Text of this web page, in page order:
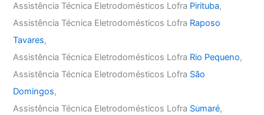
Assistência Técnica Eletrodomésticos Lofra Pirituba,
Assistência Técnica Eletrodomésticos Lofra Raposo
Tavares,
Assistência Técnica Eletrodomésticos Lofra Rio Pequeno,
Assistência Técnica Eletrodomésticos Lofra São
Domingos,
Assistência Técnica Eletrodomésticos Lofra Sumaré,